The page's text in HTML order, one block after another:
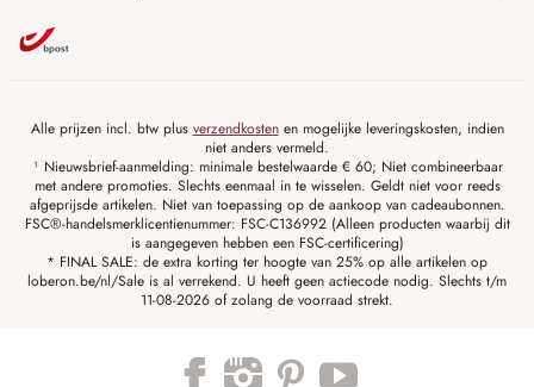
Alle prijzen incl. btw plus verzendkostenen mogelijke leveringskosten, indien
niet anders vermeld.
¹ Nieuwsbrief-aanmelding: minimale bestelwaarde € 60; Niet combineerbaar
met andere promoties. Slechts eenmaal in te wisselen. Geldt niet voor reeds
afgeprijsde artikelen. Niet van toepassing op de aankoop van cadeaubonnen.
FSC®-handelsmerklicentienummer: FSC-C136992 (Alleen producten waarbij dit
is aangegeven hebben een FSC-certificering)
* FINAL SALE: de extra korting ter hoogte van 25% op alle artikelen op
loberon.be/nl/Sale is al verrekend. U heeft geen actiecode nodig. Slechts t/m
11-08-2026 of zolang de voorraad strekt.